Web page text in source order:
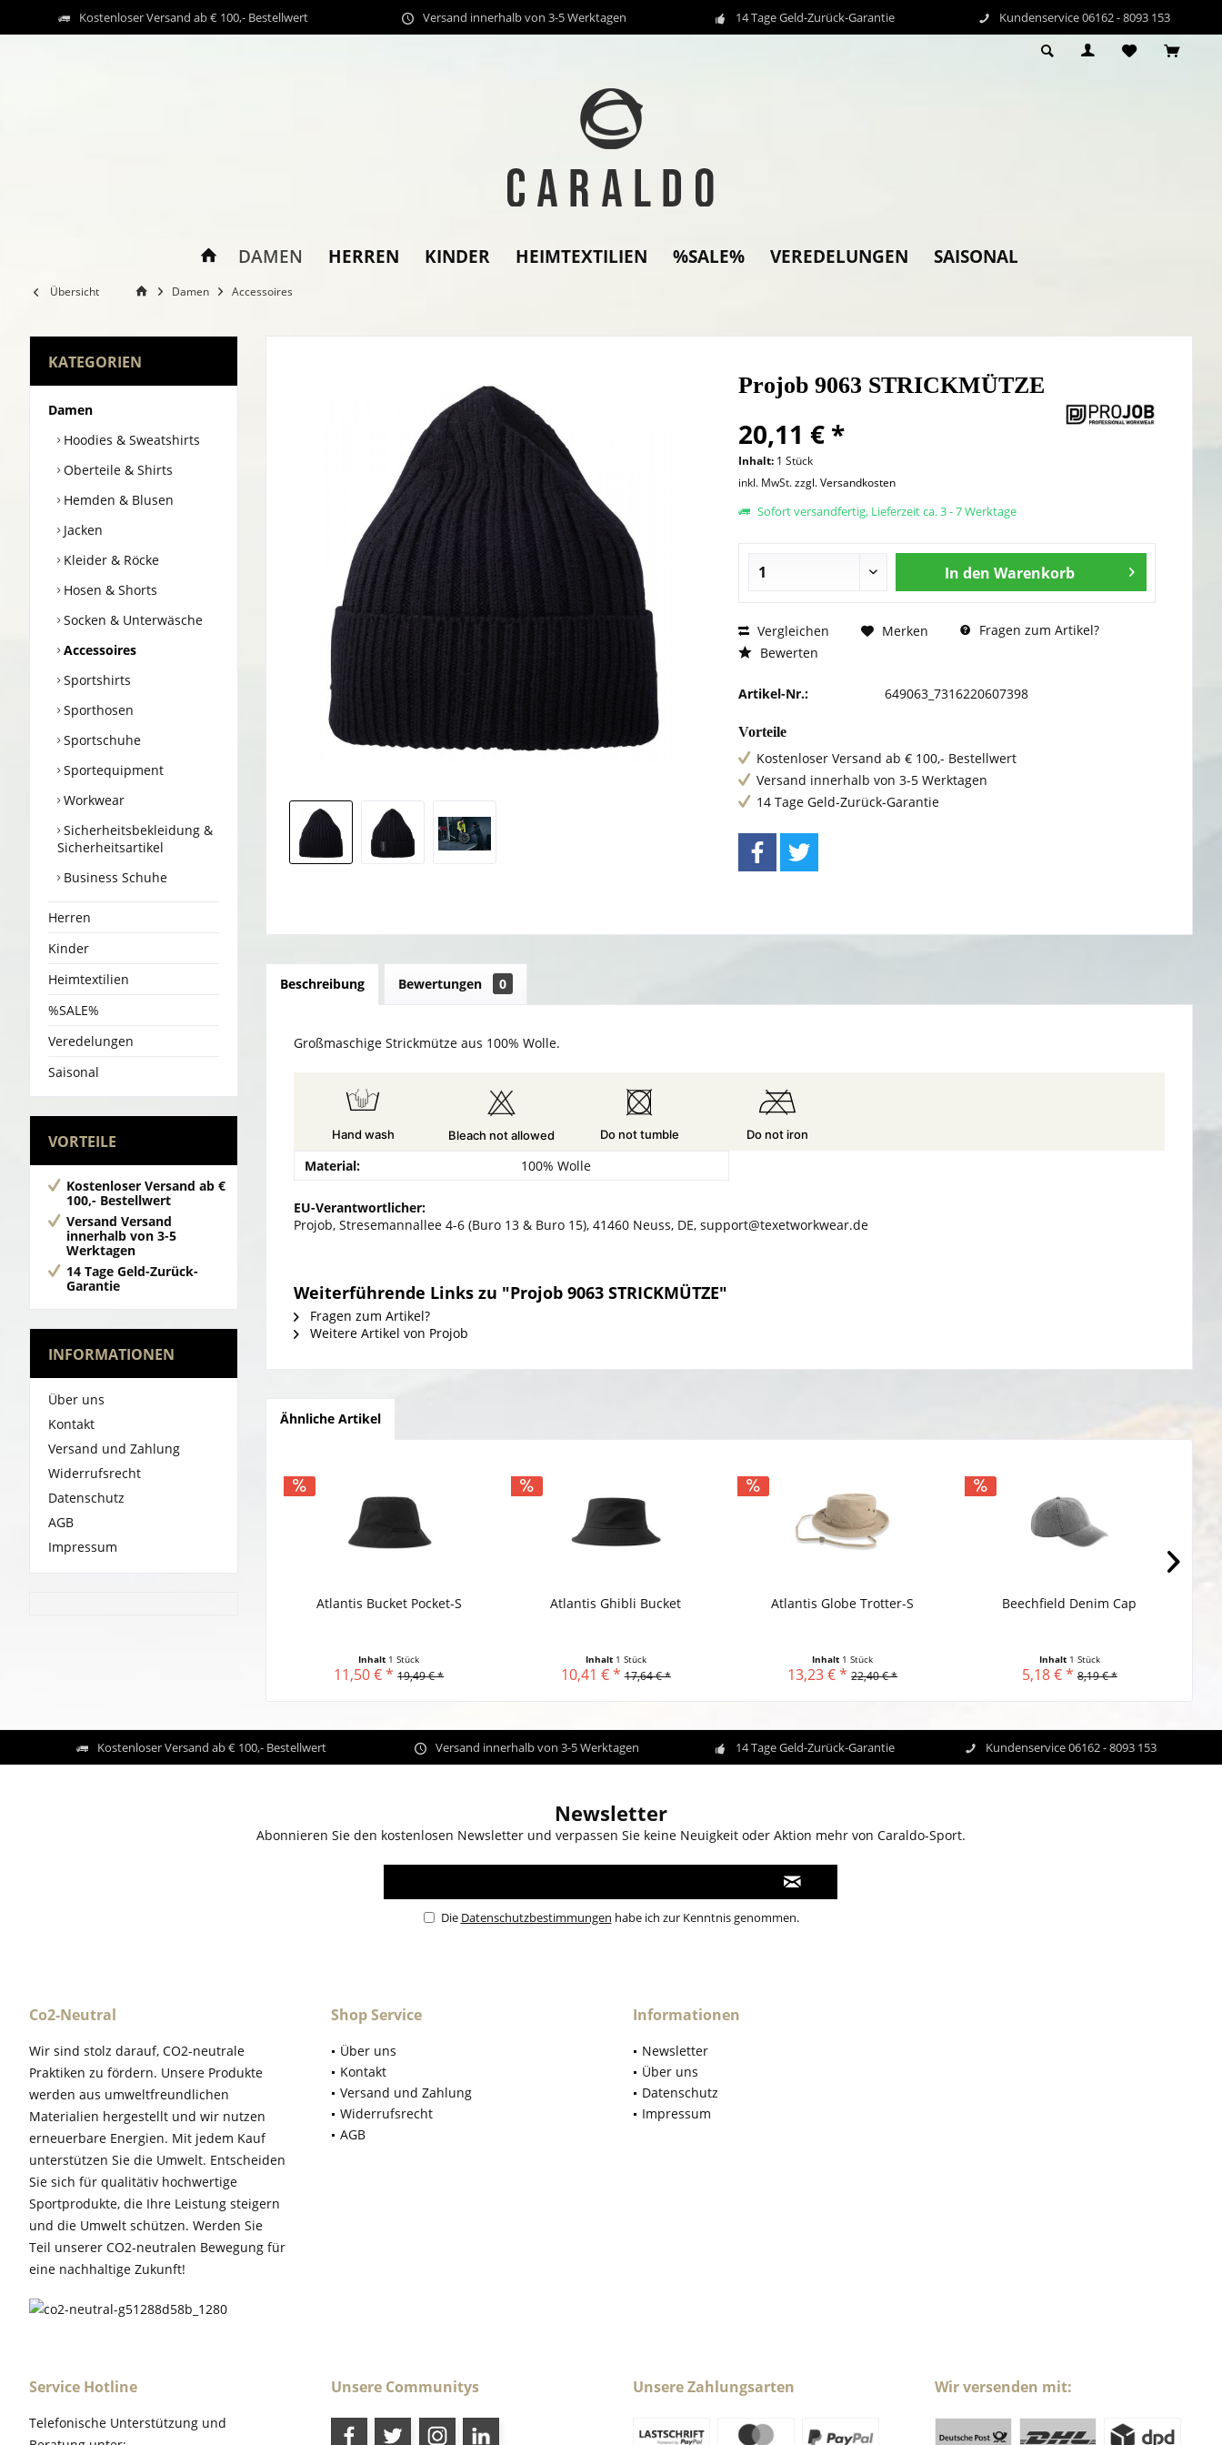
Kostenloser Versand ab € 100,- Bestellwert Versand innerhalb von 3-5 Werktagen 14 Tage Geld-Zurück-Garantie Kundenservice 06162 - 8093 153
DAMEN HERREN KINDER HEIMTEXTILIEN %SALE% VEREDELUNGEN SAISONAL
Übersicht Damen Accessoires
KATEGORIEN
Damen
Hoodies & Sweatshirts
Oberteile & Shirts
Hemden & Blusen
Jacken
Kleider & Röcke
Hosen & Shorts
Socken & Unterwäsche
Accessoires
Sportshirts
Sporthosen
Sportschuhe
Sportequipment
Workwear
Sicherheitsbekleidung &
Sicherheitsartikel
Business Schuhe
Herren
Kinder
Heimtextilien
%SALE%
Veredelungen
Saisonal
VORTEILE
Kostenloser Versand ab €
100,- Bestellwert
Versand Versand
innerhalb von 3-5
Werktagen
14 Tage Geld-Zurück-
Garantie
INFORMATIONEN
Über uns
Kontakt
Versand und Zahlung
Widerrufsrecht
Datenschutz
AGB
Impressum
Projob 9063 STRICKMÜTZE
20,11 € *
Inhalt: 1 Stück
inkl. MwSt.zzgl. Versandkosten
Sofort versandfertig, Lieferzeit ca. 3 - 7 Werktage
In den Warenkorb
Vergleichen Merken
Fragen zum Artikel?
Bewerten
Artikel-Nr.: 649063_7316220607398
Vorteile
Kostenloser Versand ab € 100,- Bestellwert
Versand innerhalb von 3-5 Werktagen
14 Tage Geld-Zurück-Garantie
Beschreibung Bewertungen 0
Großmaschige Strickmütze aus 100% Wolle.
Hand wash Bleach not allowed Do not tumble Do not iron
Material: 100% Wolle
EU-Verantwortlicher:
Projob, Stresemannallee 4-6 (Buro 13 & Buro 15), 41460 Neuss, DE, support@texetworkwear.de
Weiterführende Links zu "Projob 9063 STRICKMÜTZE"
Fragen zum Artikel?
Weitere Artikel von Projob
Ähnliche Artikel
Atlantis Bucket Pocket-S
Inhalt 1 Stück
11,50 € * 19,49 € *
Atlantis Ghibli Bucket
Inhalt 1 Stück
10,41 € * 17,64 € *
Atlantis Globe Trotter-S
Inhalt 1 Stück
13,23 € * 22,40 € *
Beechfield Denim Cap
Inhalt 1 Stück
5,18 € * 8,19 € *
Kostenloser Versand ab € 100,- Bestellwert Versand innerhalb von 3-5 Werktagen 14 Tage Geld-Zurück-Garantie Kundenservice 06162 - 8093 153
Newsletter
Abonnieren Sie den kostenlosen Newsletter und verpassen Sie keine Neuigkeit oder Aktion mehr von Caraldo-Sport.
Die Datenschutzbestimmungen habe ich zur Kenntnis genommen.
Co2-Neutral
Wir sind stolz darauf, CO2-neutrale
Praktiken zu fördern. Unsere Produkte
werden aus umweltfreundlichen
Materialien hergestellt und wir nutzen
erneuerbare Energien. Mit jedem Kauf
unterstützen Sie die Umwelt. Entscheiden
Sie sich für qualitätiv hochwertige
Sportprodukte, die Ihre Leistung steigern
und die Umwelt schützen. Werden Sie
Teil unserer CO2-neutralen Bewegung für
eine nachhaltige Zukunft!
Shop Service
Über uns
Kontakt
Versand und Zahlung
Widerrufsrecht
AGB
Informationen
Newsletter
Über uns
Datenschutz
Impressum
Service Hotline
Telefonische Unterstützung und
Unsere Communitys Unsere Zahlungsarten Wir versenden mit: